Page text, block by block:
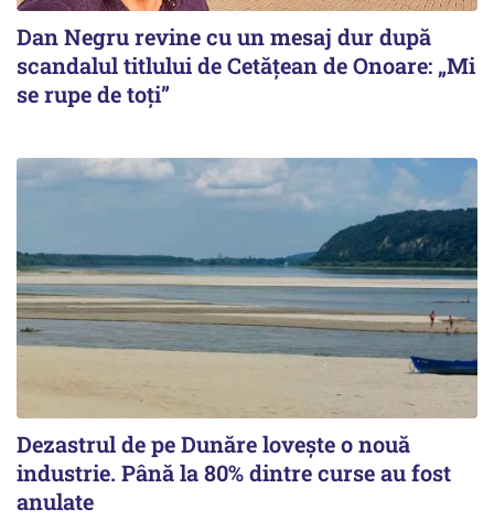
Dan Negru revine cu un mesaj dur după
scandalul titlului de Cetățean de Onoare: „Mi
se rupe de toți”
Dezastrul de pe Dunăre lovește o nouă
industrie. Până la 80% dintre curse au fost
anulate